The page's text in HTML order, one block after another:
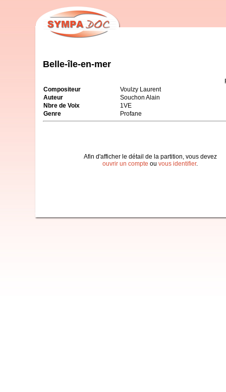
Belle-île-en-mer
Compositeur
Voulzy Laurent
Auteur
Souchon Alain
Nbre de Voix
1VE
Genre
Profane
Afin d'afficher le détail de la partition, vous devez
ouvrir un compte ou vous identifier.